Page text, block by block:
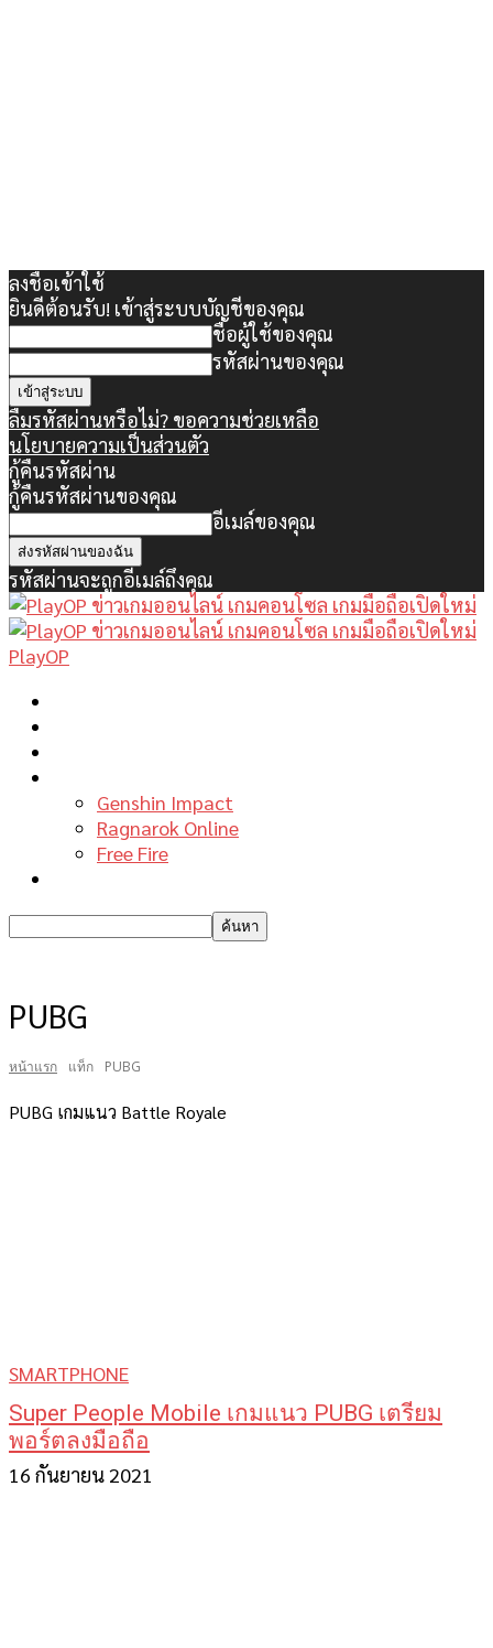
ลงชื่อเข้าใช้
ยินดีต้อนรับ! เข้าสู่ระบบบัญชีของคุณ
ชื่อผู้ใช้ของคุณ
รหัสผ่านของคุณ
ลืมรหัสผ่านหรือไม่? ขอความช่วยเหลือ
นโยบายความเป็นส่วนตัว
กู้คืนรหัสผ่าน
กู้คืนรหัสผ่านของคุณ
อีเมล์ของคุณ
รหัสผ่านจะถูกอีเมล์ถึงคุณ
PlayOP
Genshin Impact
Ragnarok Online
Free Fire
PUBG
หน้าแรก แท็ก PUBG
PUBG เกมแนว Battle Royale
SMARTPHONE
Super People Mobile เกมแนว PUBG เตรียม
พอร์ตลงมือถือ
16 กันยายน 2021